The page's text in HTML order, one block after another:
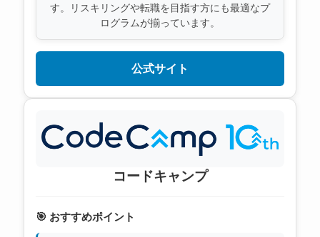
す。リスキリングや転職を目指す方にも最適なプ
ログラムが揃っています。
公式サイト
コードキャンプ
🎯 おすすめポイント